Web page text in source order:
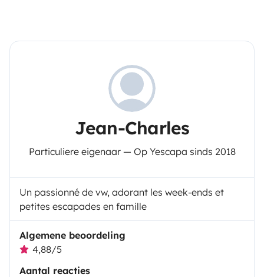
Jean-Charles
Particuliere eigenaar — Op Yescapa sinds 2018
Un passionné de vw, adorant les week-ends et
petites escapades en famille
Algemene beoordeling
4,88/5
Aantal reacties